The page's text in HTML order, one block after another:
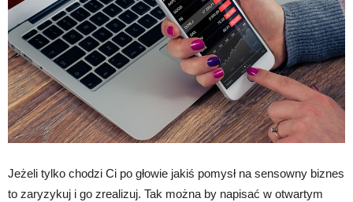
Jeżeli tylko chodzi Ci po głowie jakiś pomysł na sensowny biznes
to zaryzykuj i go zrealizuj. Tak można by napisać w otwartym